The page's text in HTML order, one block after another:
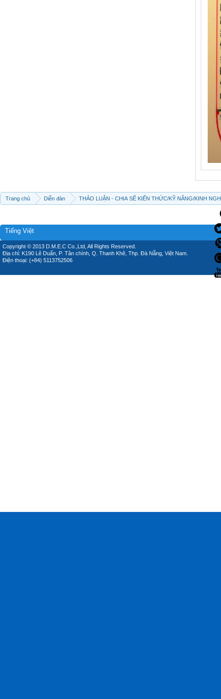
Trang chủ Diễn đàn THẢO LUẬN - CHIA SẼ KIẾN THỨC/KỸ NĂNG/KINH
Tiếng Việt
Copyright © 2013 D.M.E.C Co.,Ltd, All Rights Reserved.
Địa chỉ: K190 Lê Duẩn, P. Tân chính, Q. Thanh Khê, Thp. Đà Nẵng, Việt Nam.
Điện thoại: (+84) 5113752506